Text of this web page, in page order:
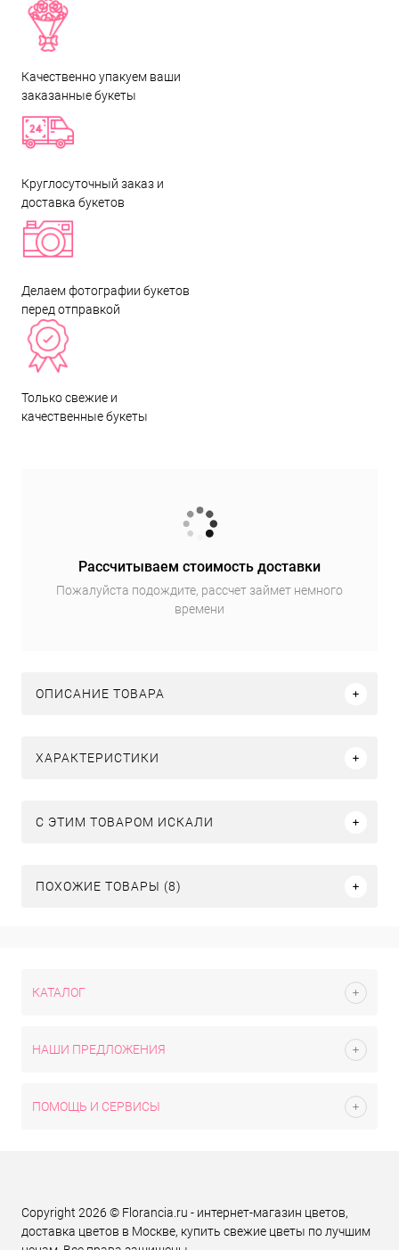
Качественно упакуем ваши
заказанные букеты
Круглосуточный заказ и
доставка букетов
Делаем фотографии букетов
перед отправкой
Только свежие и
качественные букеты
Рассчитываем стоимость доставки
Пожалуйста подождите, рассчет займет немного
времени
ОПИСАНИЕ ТОВАРА
ХАРАКТЕРИСТИКИ
C ЭТИМ ТОВАРОМ ИСКАЛИ
ПОХОЖИЕ ТОВАРЫ (8)
КАТАЛОГ
НАШИ ПРЕДЛОЖЕНИЯ
ПОМОЩЬ И СЕРВИСЫ
Copyright 2026 © Florancia.ru - интернет-магазин цветов,
доставка цветов в Москве, купить свежие цветы по лучшим